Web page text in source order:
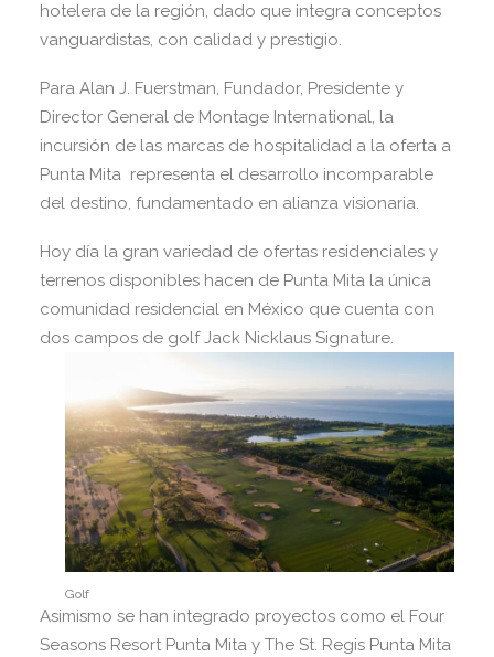
hotelera de la región, dado que integra conceptos
vanguardistas, con calidad y prestigio.
Para Alan J. Fuerstman, Fundador, Presidente y
Director General de Montage International, la
incursión de las marcas de hospitalidad a la oferta a
Punta Mita representa el desarrollo incomparable
del destino, fundamentado en alianza visionaria.
Hoy día la gran variedad de ofertas residenciales y
terrenos disponibles hacen de Punta Mita la única
comunidad residencial en México que cuenta con
dos campos de golf Jack Nicklaus Signature.
Golf
Asimismo se han integrado proyectos como el Four
Seasons Resort Punta Mita y The St. Regis Punta Mita